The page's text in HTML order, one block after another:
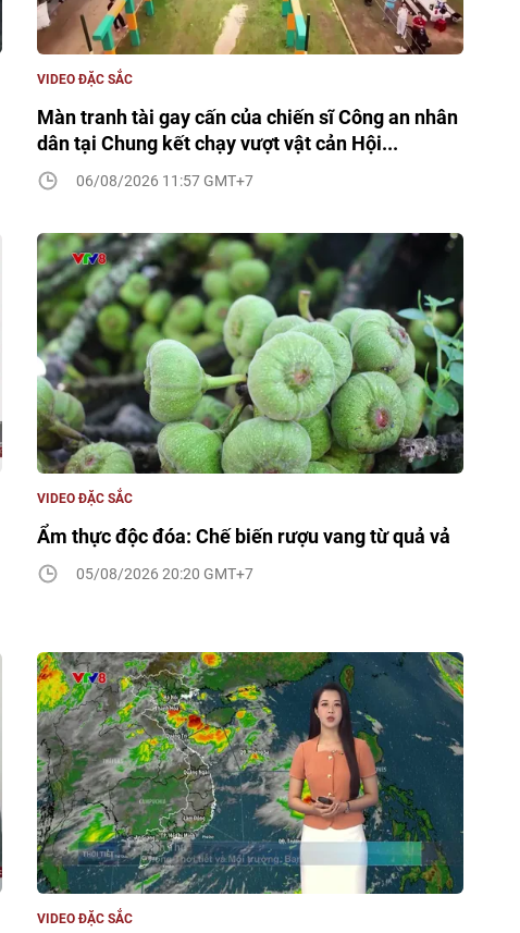
Màn tranh tài gay cấn của chiến sĩ Công an nhân
dân tại Chung kết chạy vượt vật cản Hội...
VIDEO ĐẶC SẮC
06/08/2026 11:57 GMT+7
Ẩm thực độc đóa: Chế biến rượu vang từ quả vả
VIDEO ĐẶC SẮC
05/08/2026 20:20 GMT+7
VIDEO ĐẶC SẮC